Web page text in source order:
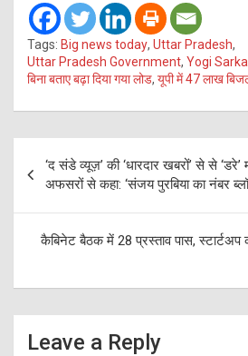
Tags: Big news today, Uttar Pradesh,
Uttar Pradesh Government, Yogi
बिना बताए बढ़ा दिया गया लोड, यूपी में 47 लाख
navigation
‘द संडे व्यूज़’ की ‘धारदार खबरों’ से से ‘डरे’
अफसरों से कहा: ‘संजय पुरबिया का नंबर
कैबिनेट बैठक में 28 प्रस्ताव पास, स्टार्टअप
Leave a Reply